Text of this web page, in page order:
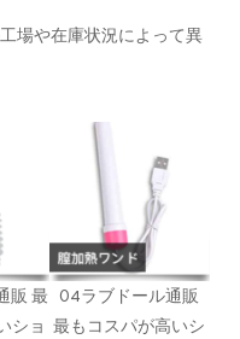
場や在庫状況によって異
販 最
ショ
04ラブドール通販
最もコスパが高いシ